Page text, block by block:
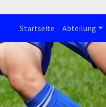
Startseite Abteilung